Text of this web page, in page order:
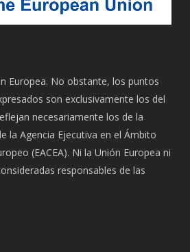
Europea. No obstante, los puntos
son exclusivamente los del
necesariamente los de la
la Agencia Ejecutiva en el Ámbito
(EACEA). Ni la Unión Europea ni
responsables de las